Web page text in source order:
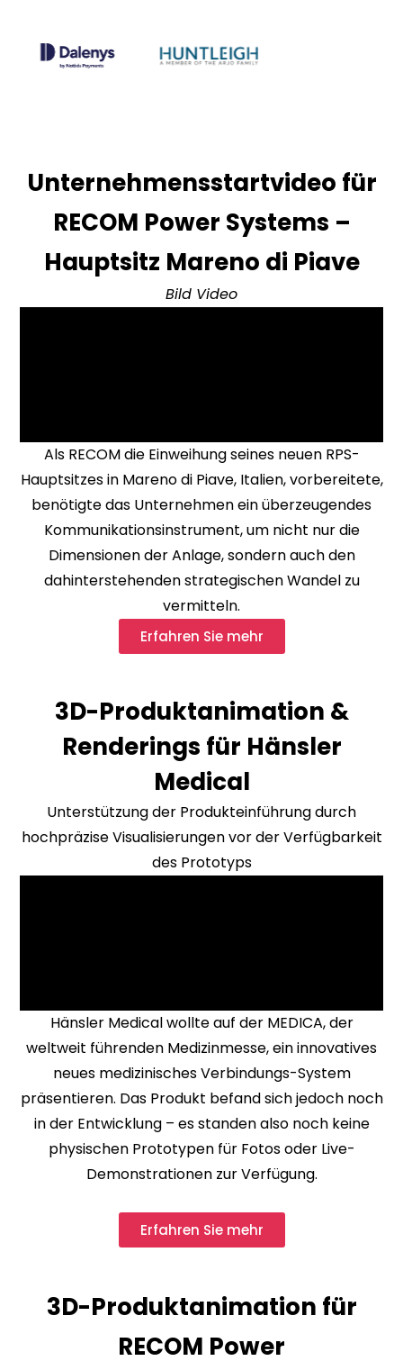
Unternehmensstartvideo für
RECOM Power Systems –
Hauptsitz Mareno di Piave
Bild Video
Als RECOM die Einweihung seines neuen RPS-
Hauptsitzes in Mareno di Piave, Italien, vorbereitete,
benötigte das Unternehmen ein überzeugendes
Kommunikationsinstrument, um nicht nur die
Dimensionen der Anlage, sondern auch den
dahinterstehenden strategischen Wandel zu
vermitteln.
Erfahren Sie mehr
3D-Produktanimation &
Renderings für Hänsler
Medical
Unterstützung der Produkteinführung durch
hochpräzise Visualisierungen vor der Verfügbarkeit
des Prototyps
Hänsler Medical wollte auf der MEDICA, der
weltweit führenden Medizinmesse, ein innovatives
neues medizinisches Verbindungs-System
präsentieren. Das Produkt befand sich jedoch noch
in der Entwicklung – es standen also noch keine
physischen Prototypen für Fotos oder Live-
Demonstrationen zur Verfügung.
Erfahren Sie mehr
3D-Produktanimation für
RECOM Power